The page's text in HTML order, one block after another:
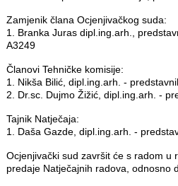
Zamjenik člana Ocjenjivačkog suda:
1. Branka Juras dipl.ing.arh.,
A3249
Članovi Tehničke komisije:
1. Nikša Bilić, dipl.ing.arh. -
2. Dr.sc. Dujmo Žižić, dipl.ing.arh. -
Tajnik Natječaja:
1. Daša Gazde, dipl.ing.arh. -
Ocjenjivački sud završit će s radom u
predaje Natječajnih radova, odnosno